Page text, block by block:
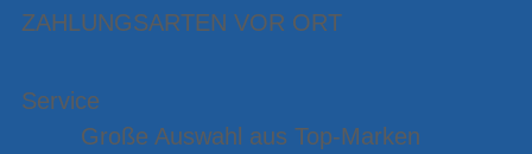
ZAHLUNGSARTEN VOR ORT
Service
Große Auswahl aus Top-Marken